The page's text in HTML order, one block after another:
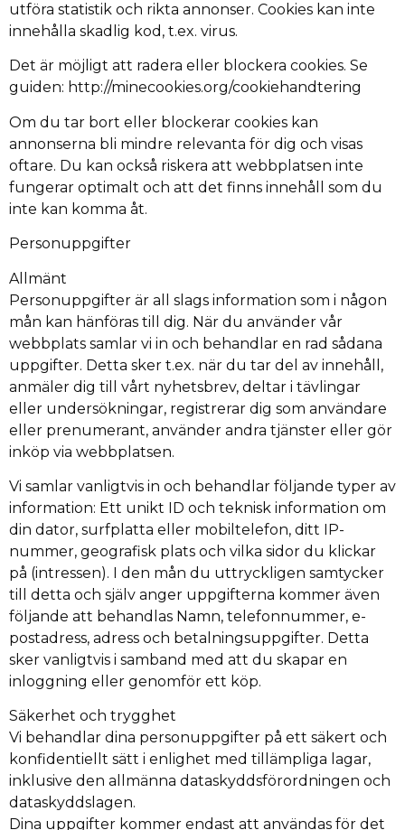
utföra statistik och rikta annonser. Cookies kan inte
innehålla skadlig kod, t.ex. virus.
Det är möjligt att radera eller blockera cookies. Se
guiden: http://minecookies.org/cookiehandtering
Om du tar bort eller blockerar cookies kan
annonserna bli mindre relevanta för dig och visas
oftare. Du kan också riskera att webbplatsen inte
fungerar optimalt och att det finns innehåll som du
inte kan komma åt.
Personuppgifter
Allmänt
Personuppgifter är all slags information som i någon
mån kan hänföras till dig. När du använder vår
webbplats samlar vi in och behandlar en rad sådana
uppgifter. Detta sker t.ex. när du tar del av innehåll,
anmäler dig till vårt nyhetsbrev, deltar i tävlingar
eller undersökningar, registrerar dig som användare
eller prenumerant, använder andra tjänster eller gör
inköp via webbplatsen.
Vi samlar vanligtvis in och behandlar följande typer av
information: Ett unikt ID och teknisk information om
din dator, surfplatta eller mobiltelefon, ditt IP-
nummer, geografisk plats och vilka sidor du klickar
på (intressen). I den mån du uttryckligen samtycker
till detta och själv anger uppgifterna kommer även
följande att behandlas Namn, telefonnummer, e-
postadress, adress och betalningsuppgifter. Detta
sker vanligtvis i samband med att du skapar en
inloggning eller genomför ett köp.
Säkerhet och trygghet
Vi behandlar dina personuppgifter på ett säkert och
konfidentiellt sätt i enlighet med tillämpliga lagar,
inklusive den allmänna dataskyddsförordningen och
dataskyddslagen.
Dina uppgifter kommer endast att användas för det